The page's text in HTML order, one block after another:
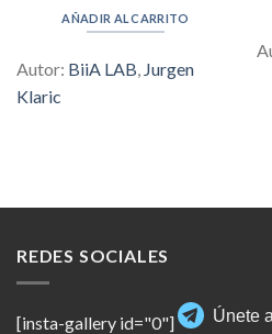
was:
$499.00.
is:
$6.00.
AÑADIR AL CARRITO
Autor: BiiA LAB Jurgen
Klaric
REDES SOCIALES
[insta-gallery id="0"] Únete